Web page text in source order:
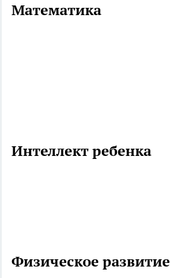
Математика
Интеллект ребенка
Физическое развитие